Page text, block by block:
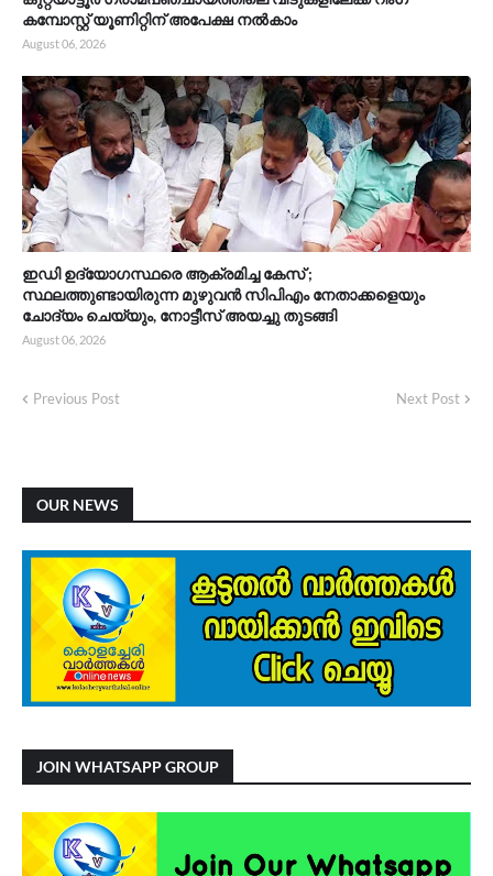
കമ്പോസ്റ്റ് യൂണിറ്റിന് അപേക്ഷ നൽകാം
August 06, 2026
ഇഡി ഉദ്യോഗസ്ഥരെ ആക്രമിച്ച കേസ് ;
സ്ഥലത്തുണ്ടായിരുന്ന മുഴുവൻ സിപിഎം നേതാക്കളെയും
ചോദ്യം ചെയ്യും, നോട്ടീസ് അയച്ചു തുടങ്ങി
August 06, 2026
Previous Post Next Post
OUR NEWS
JOIN WHATSAPP GROUP